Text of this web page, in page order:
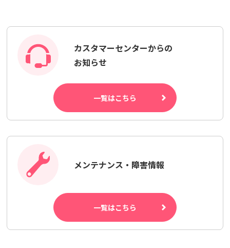
カスタマーセンターからの
お知らせ
一覧はこちら
メンテナンス・障害情報
一覧はこちら